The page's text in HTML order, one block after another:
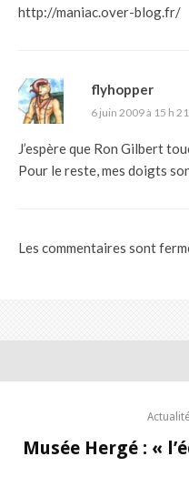
http://maniac.over-blog.fr/
flyhopper
6 juin 2009 à 15 h
J’espère que Ron Gilbert
Pour le reste, mes doigts
Les commentaires sont
Actualité
Musée Hergé : «